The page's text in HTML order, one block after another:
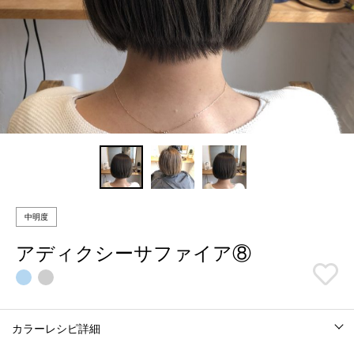
中明度
アディクシーサファイア⑧
カラーレシピ詳細